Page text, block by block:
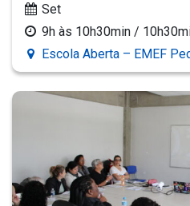
Set
9h às 10h30min /
Escola Aberta – EMEF